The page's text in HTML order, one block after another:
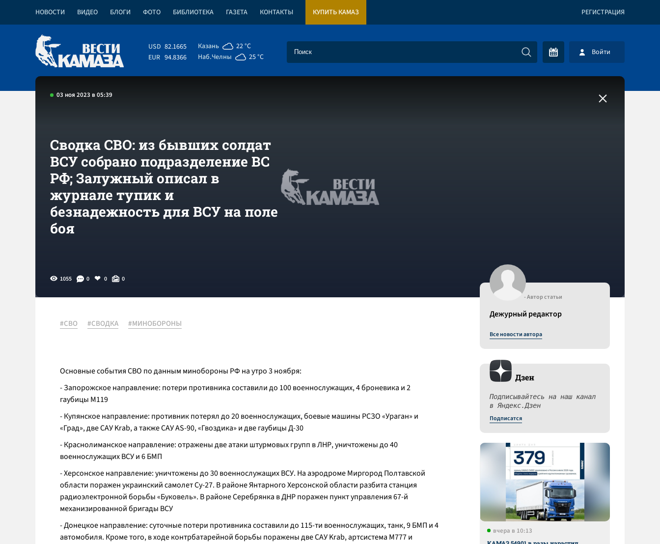
НОВОСТИ ВИДЕО БЛОГИ ФОТО БИБЛИОТЕКА ГАЗЕТА КОНТАКТЫ КУПИТЬ КАМАЗ РЕГИСТРАЦИЯ
USD 82.1665
EUR 94.8366
Казань
22 °C
Наб.Челны
25 °C Войти
03 ноя 2023 в 05:39
Сводка СВО: из бывших солдат
ВСУ собрано подразделение ВС
РФ; Залужный описал в
журнале тупик и
безнадежность для ВСУ на поле
боя
1055 0 0 0
#СВО #СВОДКА #МИНОБОРОНЫ
Основные события СВО по данным минобороны РФ на утро 3 ноября:
- Запорожское направление: потери противника составили до 100 военнослужащих, 4 броневика и 2
гаубицы М119
- Купянское направление: противник потерял до 20 военнослужащих, боевые машины РСЗО «Ураган» и
«Град», две САУ Krab, а также САУ АS-90, «Гвоздика» и две гаубицы Д-30
- Краснолиманское направление: отражены две атаки штурмовых групп в ЛНР, уничтожены до 40
военнослужащих ВСУ и 6 БМП
- Херсонское направление: уничтожены до 30 военнослужащих ВСУ. На аэродроме Миргород Полтавской
области поражен украинский самолет Су-27. В районе Янтарного Херсонской области разбита станция
радиоэлектронной борьбы «Буковель». В районе Серебрянка в ДНР поражен пункт управления 67-й
механизированной бригады ВСУ
- Донецкое направление: суточные потери противника составили до 115-ти военнослужащих, танк, 9 БМП и 4
автомобиля. Кроме того, в ходе контрбатарейной борьбы поражены две САУ Krab, артсистема М777 и
- Автор статьи
Дежурный редактор
Все новости автора
Дзен
Подписывайтесь на наш канал
в Яндекс.Дзен
Подписатся
вчера в 10:13